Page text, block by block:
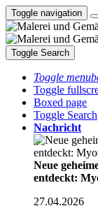
Toggle navigation
Toggle Search
Toggle
Toggle
Boxed page
Toggle Search
Nachricht
Neue
entdeckt:
27.04.2026